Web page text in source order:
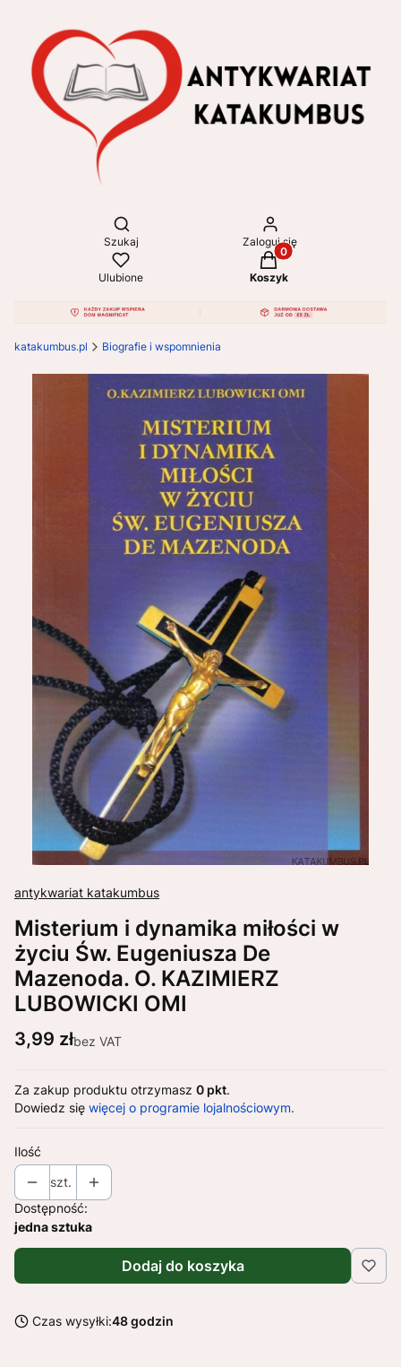
Otwórz wyszukiwarkę
Szukaj Zaloguj się
Ulubione
Produkty w koszyku:
Koszyk
katakumbus.pl Biografie i wspomnienia
antykwariat katakumbus
Misterium i dynamika miłości w
życiu Św. Eugeniusza De
Mazenoda. O. KAZIMIERZ
LUBOWICKI OMI
Cena
3,99 złbez VAT
Za zakup produktu otrzymasz 0 pkt.
Dowiedz się więcej o programie lojalnościowym.
Ilość
szt.
Dostępność:
jedna sztuka
Dodaj do koszyka
Czas wysyłki:48 godzin